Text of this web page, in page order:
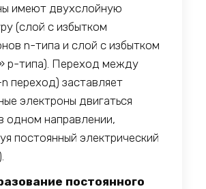
имеют двухслойную
(слой с избытком
n-типа и слой с избытком
p-типа). Переход между
переход) заставляет
электроны двигаться
одном направлении,
постоянный электрический
постоянного